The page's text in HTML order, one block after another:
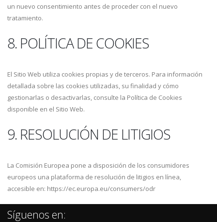
un nuevo consentimiento antes de proceder con el nuevo
tratamiento.
8. POLÍTICA DE COOKIES
El Sitio Web utiliza cookies propias y de terceros. Para información
detallada sobre las cookies utilizadas, su finalidad y cómo
gestionarlas o desactivarlas, consulte la Política de Cookies
disponible en el Sitio Web.
9. RESOLUCIÓN DE LITIGIOS
La Comisión Europea pone a disposición de los consumidores
europeos una plataforma de resolución de litigios en línea,
accesible en: https://ec.europa.eu/consumers/odr
Síguenos en: